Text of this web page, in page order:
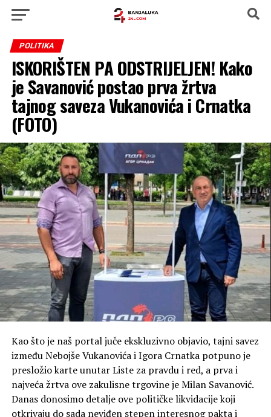
POLITIKA
ISKORIŠTEN PA ODSTRIJELJEN! Kako
je Savanović postao prva žrtva
tajnog saveza Vukanovića i Crnatka
(FOTO)
Kao što je naš portal juče ekskluzivno objavio, tajni savez
između Nebojše Vukanovića i Igora Crnatka potpuno je
presložio karte unutar Liste za pravdu i red, a prva i
najveća žrtva ove zakulisne trgovine je Milan Savanović.
Danas donosimo detalje ove političke likvidacije koji
otkrivaju do sada neviđen stepen interesnog pakta i